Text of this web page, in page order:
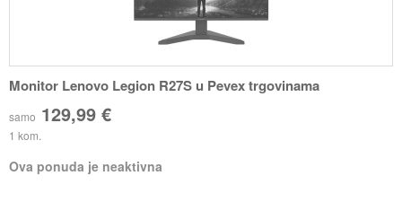
Monitor Lenovo Legion R27S u Pevex trgovinama
samo 129,99 €
1 kom.
Ova ponuda je neaktivna